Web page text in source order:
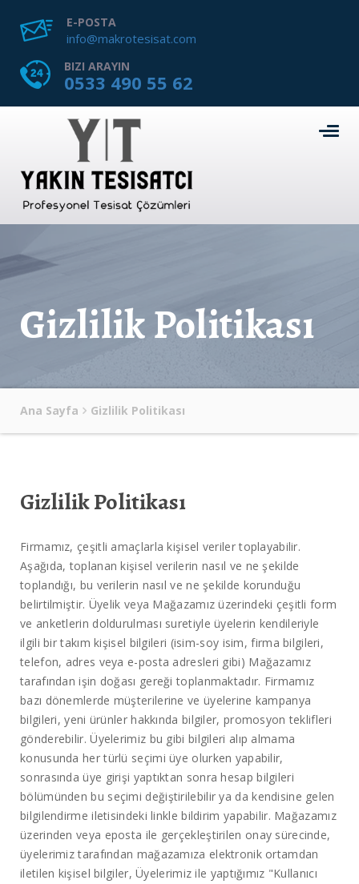
E-POSTA
info@makrotesisat.com
BIZI ARAYIN
0533 490 55 62
Gizlilik Politikası
Ana Sayfa Gizlilik Politikası
Gizlilik Politikası
Firmamız, çeşitli amaçlarla kişisel veriler toplayabilir.
Aşağıda, toplanan kişisel verilerin nasıl ve ne şekilde
toplandığı, bu verilerin nasıl ve ne şekilde korunduğu
belirtilmiştir. Üyelik veya Mağazamız üzerindeki çeşitli form
ve anketlerin doldurulması suretiyle üyelerin kendileriyle
ilgili bir takım kişisel bilgileri (isim-soy isim, firma bilgileri,
telefon, adres veya e-posta adresleri gibi) Mağazamız
tarafından işin doğası gereği toplanmaktadır. Firmamız
bazı dönemlerde müşterilerine ve üyelerine kampanya
bilgileri, yeni ürünler hakkında bilgiler, promosyon teklifleri
gönderebilir. Üyelerimiz bu gibi bilgileri alıp almama
konusunda her türlü seçimi üye olurken yapabilir,
sonrasında üye girişi yaptıktan sonra hesap bilgileri
bölümünden bu seçimi değiştirilebilir ya da kendisine gelen
bilgilendirme iletisindeki linkle bildirim yapabilir. Mağazamız
üzerinden veya eposta ile gerçekleştirilen onay sürecinde,
üyelerimiz tarafından mağazamıza elektronik ortamdan
iletilen kişisel bilgiler, Üyelerimiz ile yaptığımız "Kullanıcı